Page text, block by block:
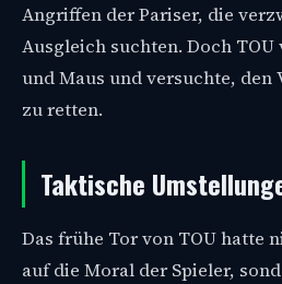
Angriffen der Pariser, die
Ausgleich suchten. Doch
und Maus und versuchte,
zu retten.
Taktische
Das frühe Tor von TOU hatte
auf die Moral der Spieler,